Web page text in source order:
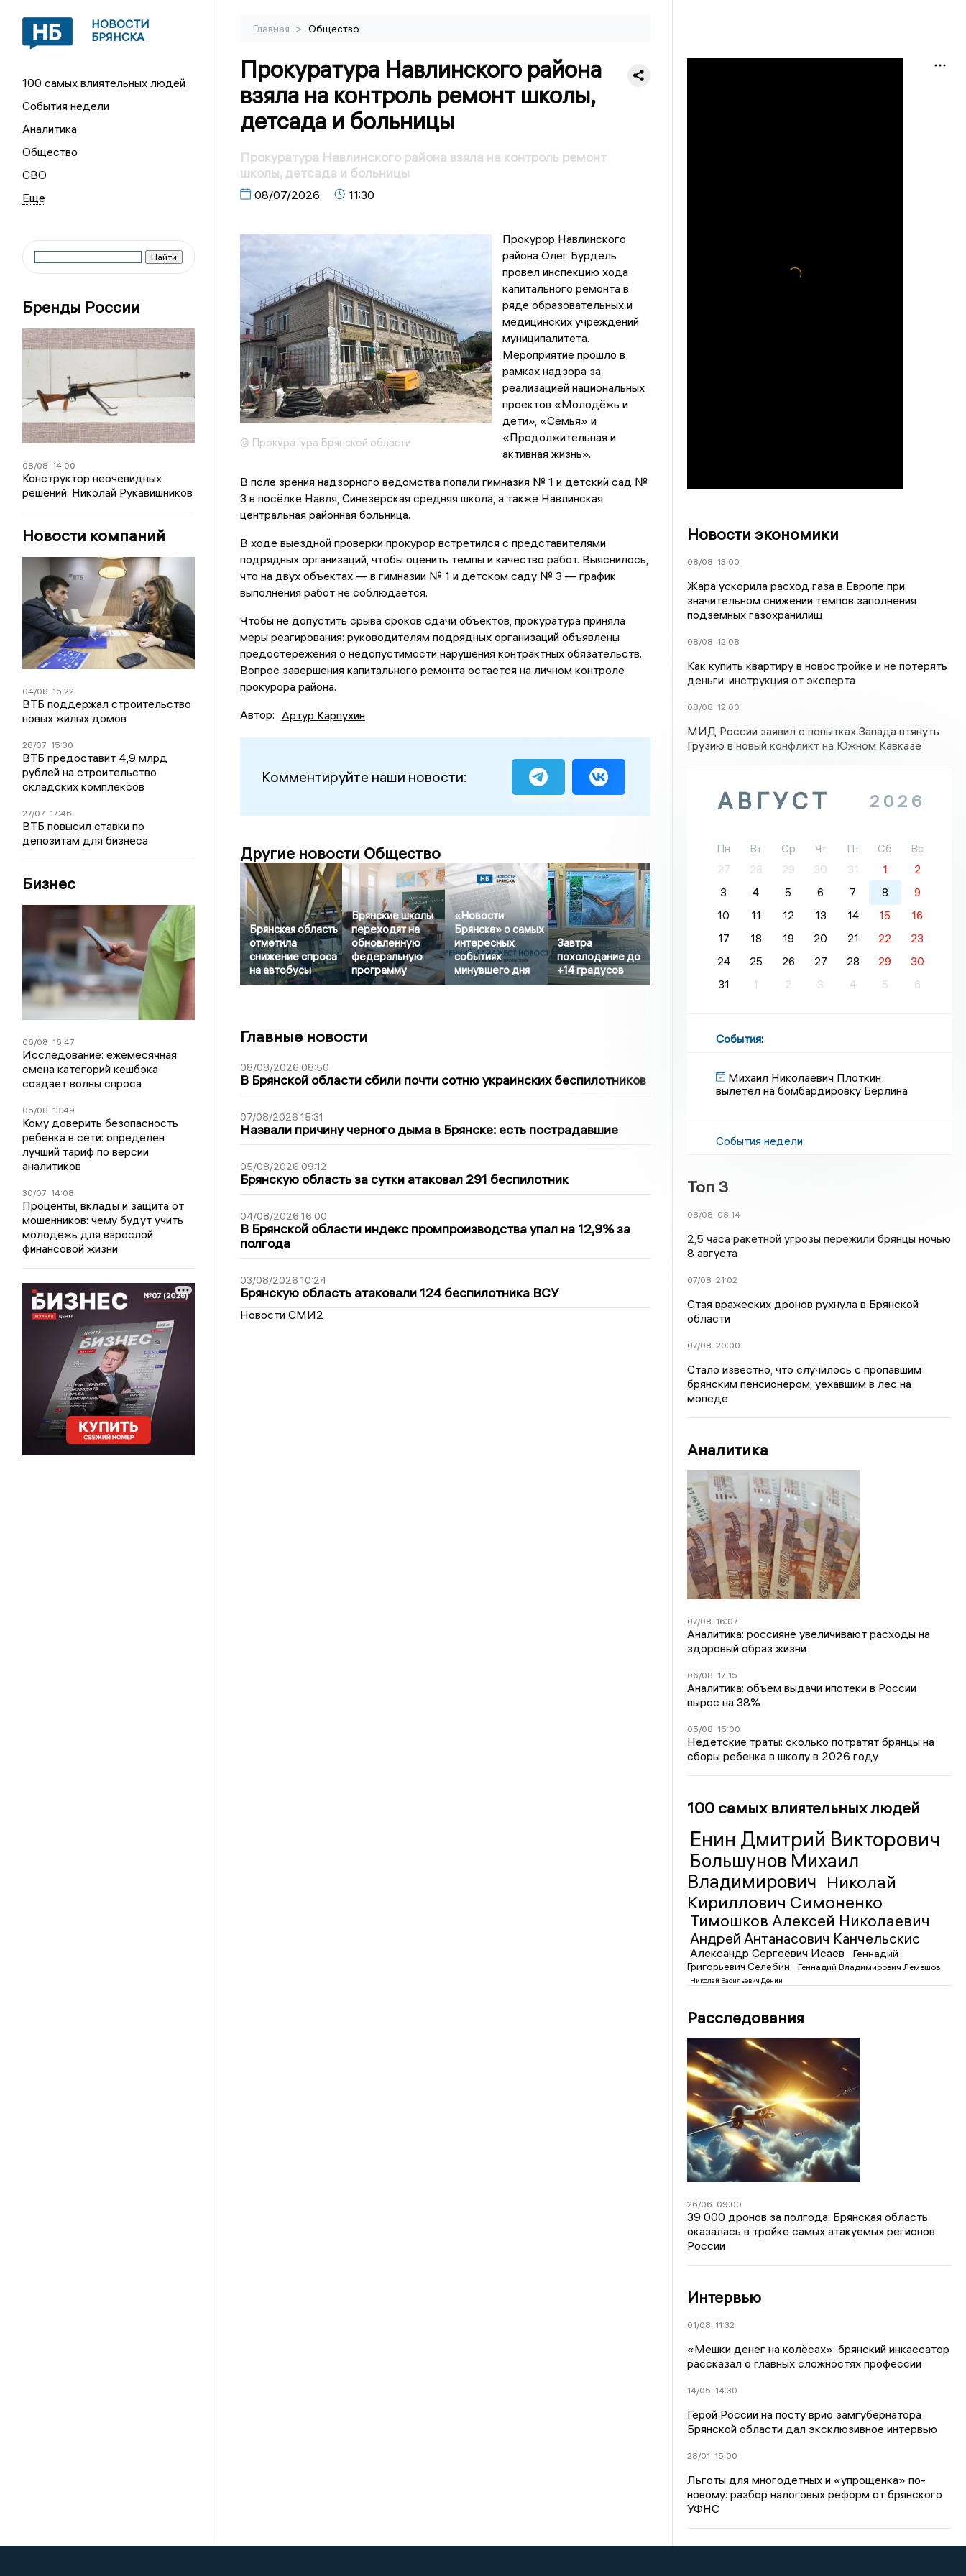
НОВОСТИ
БРЯНСКА
100 самых влиятельных людей
События недели
Аналитика
Общество
СВО
Бренды России
08/08 14:00
Конструктор неочевидных
решений: Николай Рукавишников
Новости компаний
04/08 15:22
ВТБ поддержал строительство
новых жилых домов
28/07 15:30
ВТБ предоставит 4,9 млрд
рублей на строительство
складских комплексов
27/07 17:46
ВТБ повысил ставки по
депозитам для бизнеса
Бизнес
06/08 16:47
Исследование: ежемесячная
смена категорий кешбэка
создает волны спроса
05/08 13:49
Кому доверить безопасность
ребенка в сети: определен
лучший тариф по версии
аналитиков
30/07 14:08
Проценты, вклады и защита от
мошенников: чему будут учить
молодежь для взрослой
финансовой жизни
Главная > Общество
Прокуратура Навлинского района
взяла на контроль ремонт школы,
детсада и больницы
Прокуратура Навлинского района взяла на контроль ремонт
школы, детсада и больницы
08/07/2026 11:30
© Прокуратура Брянской области
Прокурор Навлинского
района Олег Бурдель
провел инспекцию хода
капитального ремонта в
ряде образовательных и
медицинских учреждений
муниципалитета.
Мероприятие прошло в
рамках надзора за
реализацией национальных
проектов «Молодёжь и
дети», «Семья» и
«Продолжительная и
активная жизнь».
В поле зрения надзорного ведомства попали гимназия № 1 и детский сад №
3 в посёлке Навля, Синезерская средняя школа, а также Навлинская
центральная районная больница.
В ходе выездной проверки прокурор встретился с представителями
подрядных организаций, чтобы оценить темпы и качество работ. Выяснилось,
что на двух объектах — в гимназии № 1 и детском саду № 3 — график
выполнения работ не соблюдается.
Чтобы не допустить срыва сроков сдачи объектов, прокуратура приняла
меры реагирования: руководителям подрядных организаций объявлены
предостережения о недопустимости нарушения контрактных обязательств.
Вопрос завершения капитального ремонта остается на личном контроле
прокурора района.
Автор: Артур Карпухин
Комментируйте наши новости:
Другие новости Общество
Брянская область
отметила
снижение спроса
на автобусы
Брянские школы
переходят на
обновлённую
федеральную
программу
«Новости
Брянска» о самых
интересных
событиях
минувшего дня
Завтра
похолодание до
+14 градусов
Главные новости
08/08/2026 08:50
В Брянской области сбили почти сотню украинских беспилотников
07/08/2026 15:31
Назвали причину черного дыма в Брянске: есть пострадавшие
05/08/2026 09:12
Брянскую область за сутки атаковал 291 беспилотник
04/08/2026 16:00
В Брянской области индекс промпроизводства упал на 12,9% за
полгода
03/08/2026 10:24
Брянскую область атаковали 124 беспилотника ВСУ
Новости СМИ2
Новости экономики
08/08 13:00
Жара ускорила расход газа в Европе при
значительном снижении темпов заполнения
подземных газохранилищ
08/08 12:08
Как купить квартиру в новостройке и не потерять
деньги: инструкция от эксперта
08/08 12:00
МИД России заявил о попытках Запада втянуть
Грузию в новый конфликт на Южном Кавказе
АВГУСТ 2026
Пн Вт Ср Чт Пт Сб
Вс
27
28 29 30 31 1
2
3
4 5 6 7 8
9
10
11 12 13 14 15
16
17
18 19 20 21 22
23
24
25 26 27 28 29
30
31
1 2 3 4 5 6
События:
Михаил Николаевич Плоткин
вылетел на бомбардировку Берлина
События недели
Топ 3
08/08 08:14
2,5 часа ракетной угрозы пережили брянцы ночью
8 августа
07/08 21:02
Стая вражеских дронов рухнула в Брянской
области
07/08 20:00
Стало известно, что случилось с пропавшим
брянским пенсионером, уехавшим в лес на
мопеде
Аналитика
07/08 16:07
Аналитика: россияне увеличивают расходы на
здоровый образ жизни
06/08 17:15
Аналитика: объем выдачи ипотеки в России
вырос на 38%
05/08 15:00
Недетские траты: сколько потратят брянцы на
сборы ребенка в школу в 2026 году
100 самых влиятельных людей
Енин Дмитрий Викторович
Большунов Михаил
Владимирович Николай
Кириллович Симоненко
Тимошков Алексей Николаевич
Андрей Антанасович Канчельскис
Александр Сергеевич Исаев
Геннадий
Григорьевич Селебин
Геннадий Владимирович Лемешов
Николай Васильевич Денин
Расследования
26/06 09:00
39 000 дронов за полгода: Брянская область
оказалась в тройке самых атакуемых регионов
России
Интервью
01/08 11:32
«Мешки денег на колёсах»: брянский инкассатор
рассказал о главных сложностях профессии
14/05 14:30
Герой России на посту врио замгубернатора
Брянской области дал эксклюзивное интервью
28/01 15:00
Льготы для многодетных и «упрощенка» по-
новому: разбор налоговых реформ от брянского
УФНС